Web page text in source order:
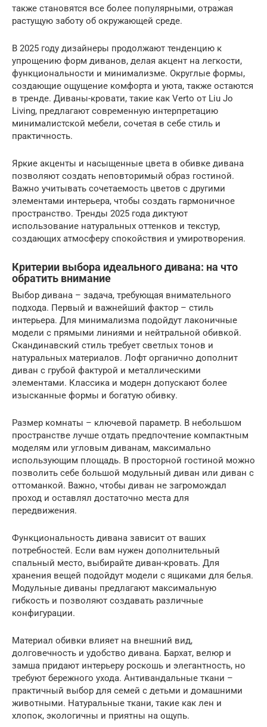
также становятся все более популярными, отражая
растущую заботу об окружающей среде.
В 2025 году дизайнеры продолжают тенденцию к
упрощению форм диванов, делая акцент на легкости,
функциональности и минимализме. Округлые формы,
создающие ощущение комфорта и уюта, также остаются
в тренде. Диваны-кровати, такие как Verto от Liu Jo
Living, предлагают современную интерпретацию
минималистской мебели, сочетая в себе стиль и
практичность.
Яркие акценты и насыщенные цвета в обивке дивана
позволяют создать неповторимый образ гостиной.
Важно учитывать сочетаемость цветов с другими
элементами интерьера, чтобы создать гармоничное
пространство. Тренды 2025 года диктуют
использование натуральных оттенков и текстур,
создающих атмосферу спокойствия и умиротворения.
Критерии выбора идеального дивана: на что
обратить внимание
Выбор дивана – задача, требующая внимательного
подхода. Первый и важнейший фактор – стиль
интерьера. Для минимализма подойдут лаконичные
модели с прямыми линиями и нейтральной обивкой.
Скандинавский стиль требует светлых тонов и
натуральных материалов. Лофт органично дополнит
диван с грубой фактурой и металлическими
элементами. Классика и модерн допускают более
изысканные формы и богатую обивку.
Размер комнаты – ключевой параметр. В небольшом
пространстве лучше отдать предпочтение компактным
моделям или угловым диванам, максимально
использующим площадь. В просторной гостиной можно
позволить себе большой модульный диван или диван с
оттоманкой. Важно, чтобы диван не загромождал
проход и оставлял достаточно места для
передвижения.
Функциональность дивана зависит от ваших
потребностей. Если вам нужен дополнительный
спальный место, выбирайте диван-кровать. Для
хранения вещей подойдут модели с ящиками для белья.
Модульные диваны предлагают максимальную
гибкость и позволяют создавать различные
конфигурации.
Материал обивки влияет на внешний вид,
долговечность и удобство дивана. Бархат, велюр и
замша придают интерьеру роскошь и элегантность, но
требуют бережного ухода. Антивандальные ткани –
практичный выбор для семей с детьми и домашними
животными. Натуральные ткани, такие как лен и
хлопок, экологичны и приятны на ощупь.